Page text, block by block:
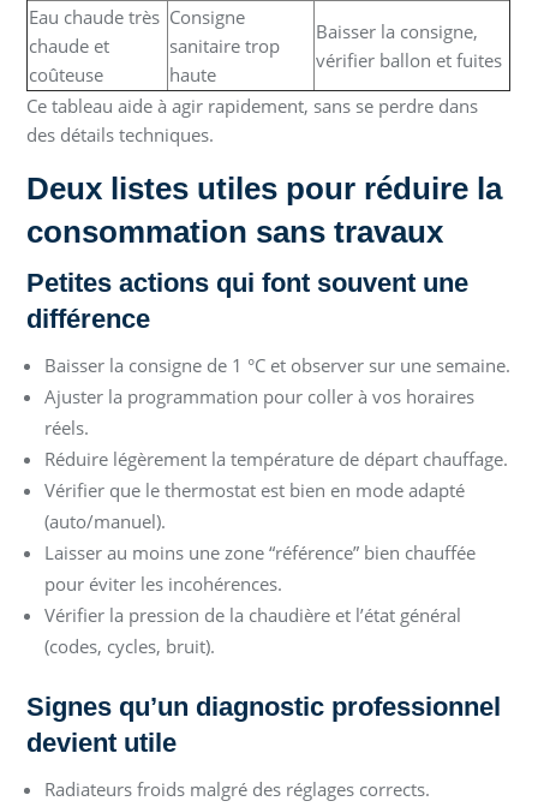
Eau chaude très
chaude et
coûteuse
Consigne
sanitaire trop
haute
Baisser la consigne,
vérifier ballon et fuites
Ce tableau aide à agir rapidement, sans se perdre dans
des détails techniques.
Deux listes utiles pour réduire la
consommation sans travaux
Petites actions qui font souvent une
différence
Baisser la consigne de 1 °C et observer sur une semaine.
Ajuster la programmation pour coller à vos horaires
réels.
Réduire légèrement la température de départ chauffage.
Vérifier que le thermostat est bien en mode adapté
(auto/manuel).
Laisser au moins une zone “référence” bien chauffée
pour éviter les incohérences.
Vérifier la pression de la chaudière et l’état général
(codes, cycles, bruit).
Signes qu’un diagnostic professionnel
devient utile
Radiateurs froids malgré des réglages corrects.